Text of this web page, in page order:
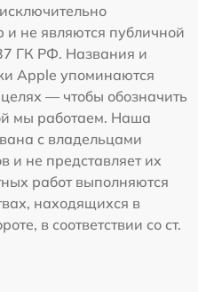
и не являются публичной
ГК РФ. Названия и
Apple упоминаются
— чтобы обозначить
мы работаем. Наша
с владельцами
и не представляет их
работ выполняются
находящихся в
в соответствии со ст.